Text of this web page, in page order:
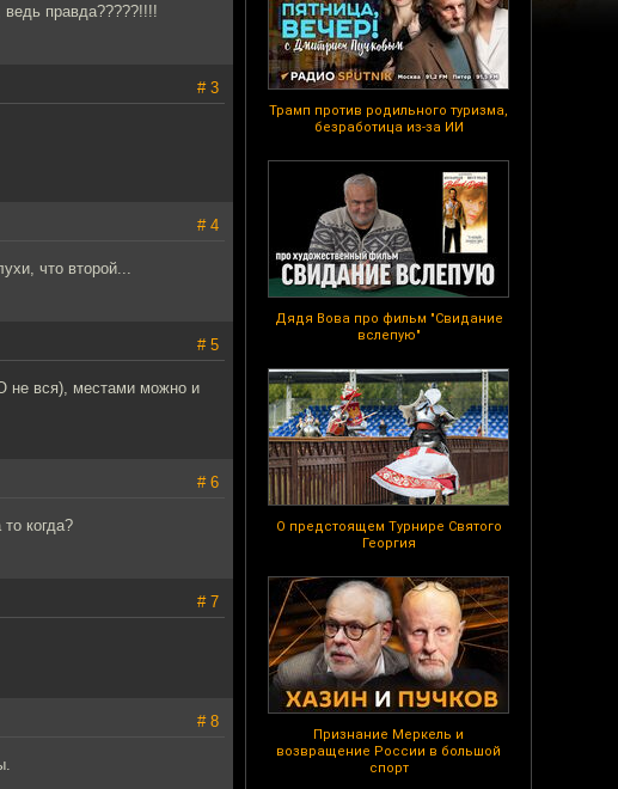
Трамп против родильного туризма,
безработица из-за ИИ
Дядя Вова про фильм "Свидание
вслепую"
О предстоящем Турнире Святого
Георгия
Признание Меркель и
возвращение России в большой
спорт
правда?????!!!!
# 3
# 4
что второй...
# 5
вся), местами можно и
# 6
когда?
# 7
# 8